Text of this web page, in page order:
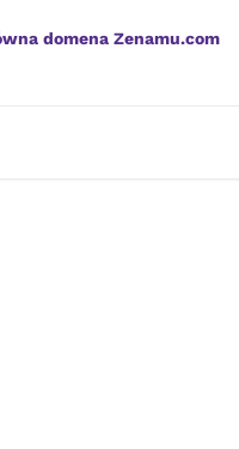
domena Zenamu.com